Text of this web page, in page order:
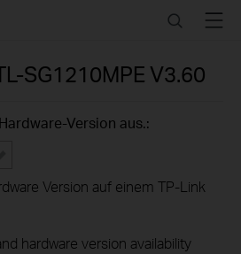
SearchMenu
SG1210MPE V3.60
Version aus.:
Version auf einem TP-Link
hardware version availability